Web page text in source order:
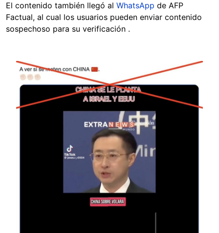
El contenido también llegó al WhatsApp de AFP
Factual, al cual los usuarios pueden enviar contenido
sospechoso para su verificación .
Image